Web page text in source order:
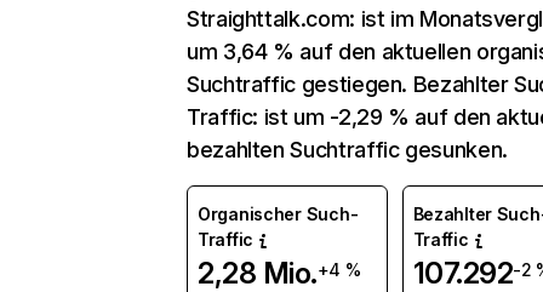
Straighttalk.com: ist im
um 3,64 % auf den aktuellen
Suchtraffic gestiegen. Bezahlter
Traffic: ist um -2,29 % auf den
bezahlten Suchtraffic gesunken.
Organischer Such-
Traffic
2,28 Mio.+4 %
Bezahlter
Traffic
107.292-2